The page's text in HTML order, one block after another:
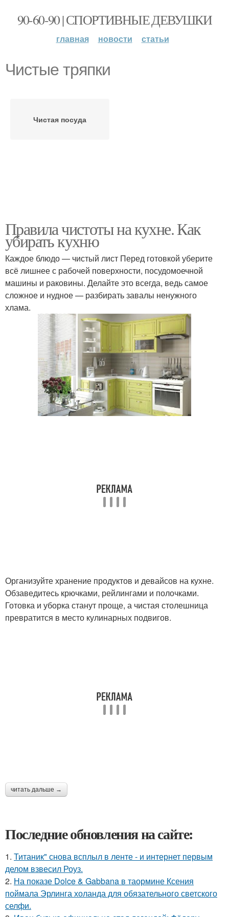
90-60-90 | СПОРТИВНЫЕ ДЕВУШКИ
главная новости статьи
Чистые тряпки
Чистая посуда
Правила чистоты на кухне. Как
убирать кухню
Каждое блюдо — чистый лист Перед готовкой уберите
всё лишнее с рабочей поверхности, посудомоечной
машины и раковины. Делайте это всегда, ведь самое
сложное и нудное — разбирать завалы ненужного
хлама.
Организуйте хранение продуктов и девайсов на кухне.
Обзаведитесь крючками, рейлингами и полочками.
Готовка и уборка станут проще, а чистая столешница
превратится в место кулинарных подвигов.
читать дальше →
Последние обновления на сайте:
1. Титаник" снова всплыл в ленте - и интернет первым
делом взвесил Роуз.
2. На показе Dolce & Gabbana в таормине Ксения
поймала Эрлинга холанда для обязательного светского
селфи.